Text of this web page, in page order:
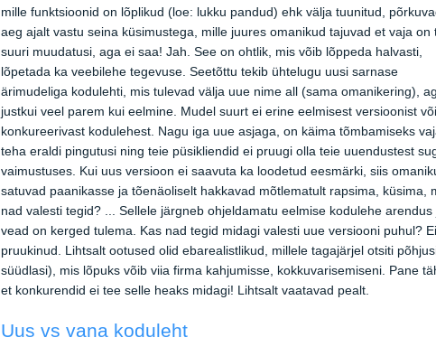
mille funktsioonid on lõplikud (loe: lukku pandud) ehk välja tuunitud,
aeg ajalt vastu seina küsimustega, mille juures omanikud tajuvad et vaja on
suuri muudatusi, aga ei saa! Jah. See on ohtlik, mis võib lõppeda halvasti,
lõpetada ka veebilehe tegevuse. Seetõttu tekib ühtelugu uusi sarnase
ärimudeliga kodulehti, mis tulevad välja uue nime all (sama omanikering),
justkui veel parem kui eelmine. Mudel suurt ei erine eelmisest versioonist või
konkureerivast kodulehest. Nagu iga uue asjaga, on käima tõmbamiseks
teha eraldi pingutusi ning teie püsikliendid ei pruugi olla teie uuendustest
vaimustuses. Kui uus versioon ei saavuta ka loodetud eesmärki, siis
satuvad paanikasse ja tõenäoliselt hakkavad mõtlematult rapsima, küsima,
nad valesti tegid? ... Sellele järgneb ohjeldamatu eelmise kodulehe arendus
vead on kerged tulema. Kas nad tegid midagi valesti uue versiooni puhul? Ei
pruukinud. Lihtsalt ootused olid ebarealistlikud, millele tagajärjel otsiti
süüdlasi), mis lõpuks võib viia firma kahjumisse, kokkuvarisemiseni. Pane
et konkurendid ei tee selle heaks midagi! Lihtsalt vaatavad pealt.
Uus vs vana koduleht